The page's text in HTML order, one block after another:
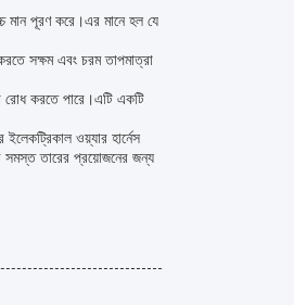
মান পূরণ করে।এর মানে হল যে
সক্ষম এবং চরম তাপমাত্রা
রোধ করতে পারে।এটি একটি
ওয়্যার হার্নেস
সমস্ত তারের প্রয়োজনের জন্য